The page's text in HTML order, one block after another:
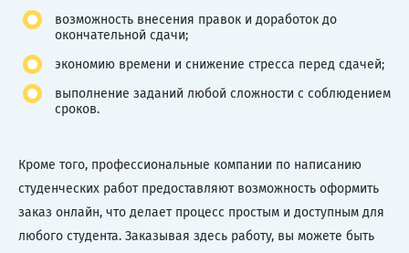
возможность внесения правок и доработок до
окончательной сдачи;
экономию времени и снижение стресса перед сдачей;
выполнение заданий любой сложности с соблюдением
сроков.
Кроме того, профессиональные компании по написанию
студенческих работ предоставляют возможность оформить
заказ онлайн, что делает процесс простым и доступным для
любого студента. Заказывая здесь работу, вы можете быть